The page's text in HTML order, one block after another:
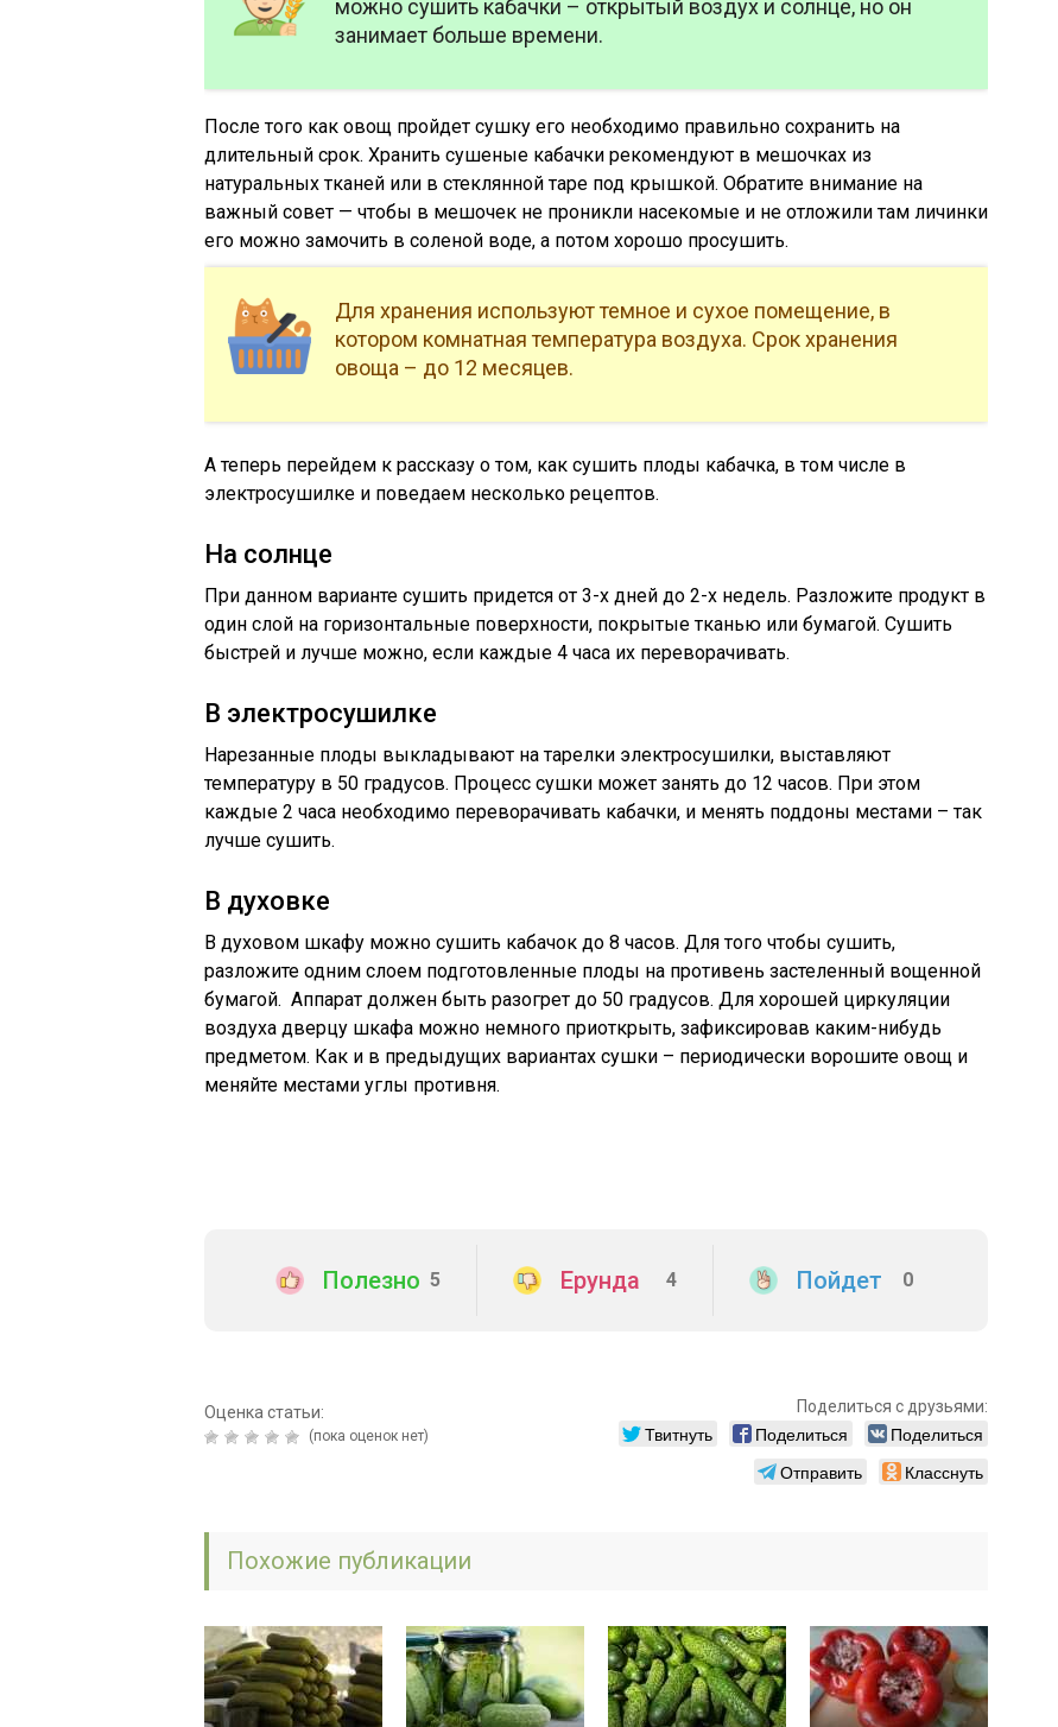
можно сушить кабачки – открытый воздух и солнце, но он
занимает больше времени.
После того как овощ пройдет сушку его необходимо правильно сохранить на
длительный срок. Хранить сушеные кабачки рекомендуют в мешочках из
натуральных тканей или в стеклянной таре под крышкой. Обратите внимание на
важный совет — чтобы в мешочек не проникли насекомые и не отложили там личинки
его можно замочить в соленой воде, а потом хорошо просушить.
Для хранения используют темное и сухое помещение, в
котором комнатная температура воздуха. Срок хранения
овоща – до 12 месяцев.
А теперь перейдем к рассказу о том, как сушить плоды кабачка, в том числе в
электросушилке и поведаем несколько рецептов.
На солнце
При данном варианте сушить придется от 3-х дней до 2-х недель. Разложите продукт в
один слой на горизонтальные поверхности, покрытые тканью или бумагой. Сушить
быстрей и лучше можно, если каждые 4 часа их переворачивать.
В электросушилке
Нарезанные плоды выкладывают на тарелки электросушилки, выставляют
температуру в 50 градусов. Процесс сушки может занять до 12 часов. При этом
каждые 2 часа необходимо переворачивать кабачки, и менять поддоны местами – так
лучше сушить.
В духовке
В духовом шкафу можно сушить кабачок до 8 часов. Для того чтобы сушить,
разложите одним слоем подготовленные плоды на противень застеленный вощенной
бумагой. Аппарат должен быть разогрет до 50 градусов. Для хорошей циркуляции
воздуха дверцу шкафа можно немного приоткрыть, зафиксировав каким-нибудь
предметом. Как и в предыдущих вариантах сушки – периодически ворошите овощ и
меняйте местами углы противня.
Полезно 5 Ерунда 4 Пойдет 0
Оценка статьи:
(пока оценок нет)
Поделиться с друзьями:
Твитнуть Поделиться
Поделиться
Отправить
Класснуть
Похожие публикации